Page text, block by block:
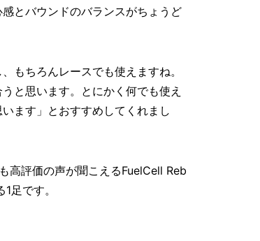
とバウンドのバランスがちょうど
もちろんレースでも使えますね。
と思います。とにかく何でも使え
ます」とおすすめしてくれまし
高評価の声が聞こえるFuelCell Reb
足です。